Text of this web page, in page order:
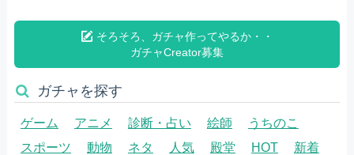
そろそろ、ガチャ作ってやるか・・
ガチャCreator募集
ガチャを探す
ゲーム アニメ 診断・占い 絵師
うちのこ
スポーツ
動物 ネタ 人気 殿堂 HOT 新着